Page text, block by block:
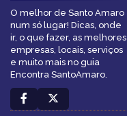
O melhor de Santo Amaro
num só lugar! Dicas, onde
ir, o que fazer, as melhores
empresas, locais, serviços
e muito mais no guia
Encontra SantoAmaro.